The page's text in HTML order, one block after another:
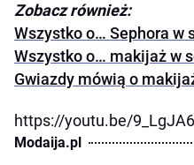
Zobacz również:
Wszystko o… Sephora w
Wszystko o… makijaż w
Gwiazdy mówią o
https://youtu.be/
Modaija.pl